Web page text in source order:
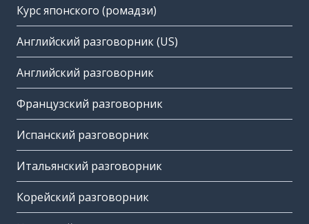
Курс японского (ромадзи)
Английский разговорник (US)
Английский разговорник
Французский разговорник
Испанский разговорник
Итальянский разговорник
Корейский разговорник